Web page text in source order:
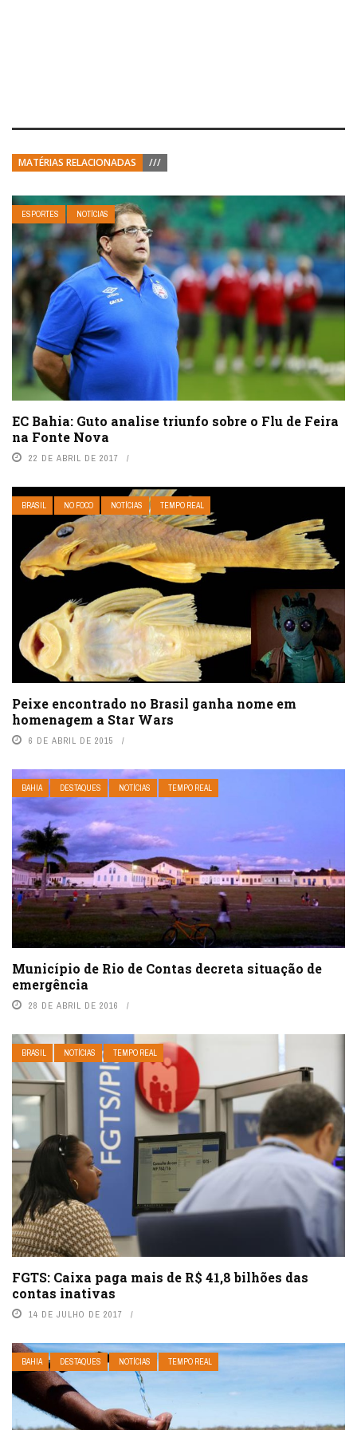
MATÉRIAS RELACIONADAS ///
ESPORTES NOTÍCIAS
EC Bahia: Guto analise triunfo sobre o Flu de Feira
na Fonte Nova
22 DE ABRIL DE 2017
BRASIL NO FOCO NOTÍCIAS TEMPO REAL
Peixe encontrado no Brasil ganha nome em
homenagem a Star Wars
6 DE ABRIL DE 2015
BAHIA DESTAQUES NOTÍCIAS TEMPO REAL
Município de Rio de Contas decreta situação de
emergência
28 DE ABRIL DE 2016
BRASIL NOTÍCIAS TEMPO REAL
FGTS: Caixa paga mais de R$ 41,8 bilhões das
contas inativas
14 DE JULHO DE 2017
BAHIA DESTAQUES NOTÍCIAS TEMPO REAL